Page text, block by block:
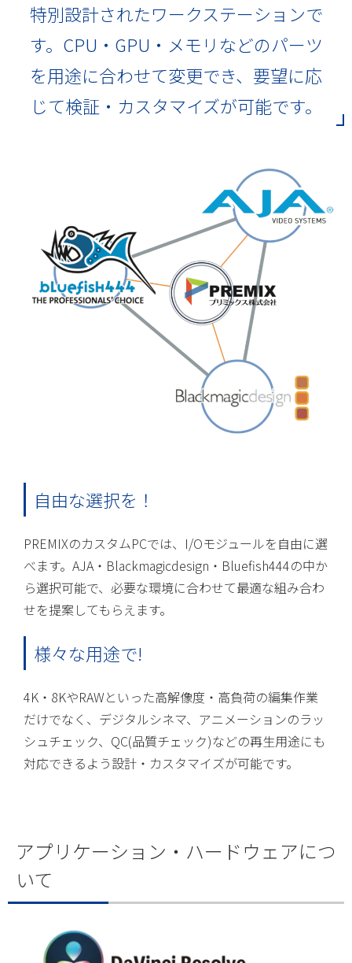
特別設計されたワークステーションで
す。CPU・GPU・メモリなどのパーツ
を用途に合わせて変更でき、要望に応
じて検証・カスタマイズが可能です。
自由な選択を！
PREMIXのカスタムPCでは、I/Oモジュールを自由に選
べます。AJA・Blackmagicdesign・Bluefish444の中か
ら選択可能で、必要な環境に合わせて最適な組み合わ
せを提案してもらえます。
様々な用途で!
4K・8KやRAWといった高解像度・高負荷の編集作業
だけでなく、デジタルシネマ、アニメーションのラッ
シュチェック、QC(品質チェック)などの再生用途にも
対応できるよう設計・カスタマイズが可能です。
アプリケーション・ハードウェアにつ
いて